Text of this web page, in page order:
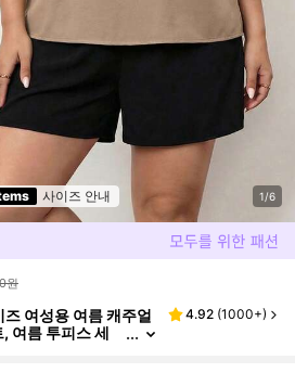
사이즈 안내 1/6
원
여성용 여름 캐주얼
여름 투피스 세
4.92 (1000+)